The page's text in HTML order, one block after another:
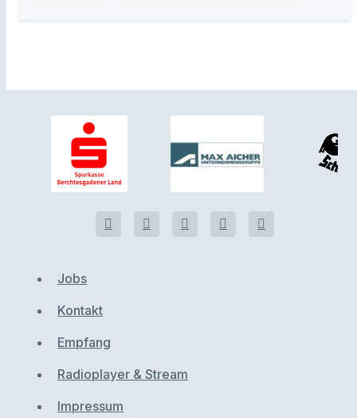
Jobs
Kontakt
Empfang
Radioplayer & Stream
Impressum